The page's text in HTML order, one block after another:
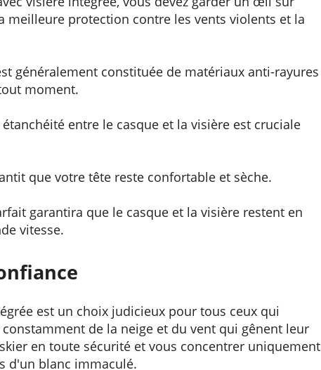
protection contre les vents violents et la
généralement constituée de matériaux anti-rayures
moment.
entre le casque et la visière est cruciale
que votre tête reste confortable et sèche.
garantira que le casque et la visière restent en
vitesse.
est un choix judicieux pour tous ceux qui
de la neige et du vent qui gênent leur
en toute sécurité et vous concentrer uniquement
d'un blanc immaculé.